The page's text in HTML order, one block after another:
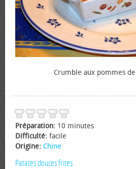
Crumble aux pommes
Préparation: 10 minutes
Difficulté: facile
Origine: Chine
Patates douces frites